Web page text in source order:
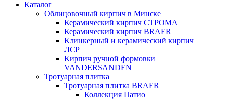
Каталог
Облицовочный кирпич в Минске
Керамический кирпич СТРОМА
Керамический кирпич BRAER
Клинкерный и керамический кирпич
ЛСР
Кирпич ручной формовки
VANDERSANDEN
Тротуарная плитка
Тротуарная плитка BRAER
Коллекция Патио